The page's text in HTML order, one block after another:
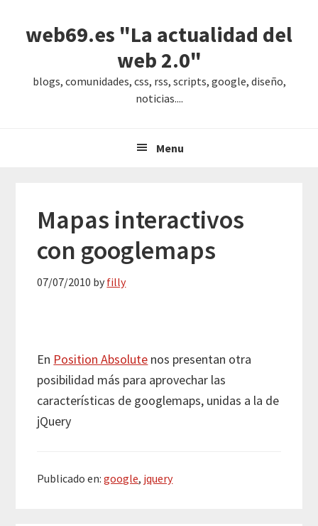
web69.es "La actualidad del
web 2.0"
blogs, comunidades, css, rss, scripts, google, diseño,
noticias....
Menu
Mapas interactivos
con googlemaps
07/07/2010 by filly
En Position Absolute nos presentan otra
posibilidad más para aprovechar las
características de googlemaps, unidas a la de
jQuery
Publicado en:google, jquery